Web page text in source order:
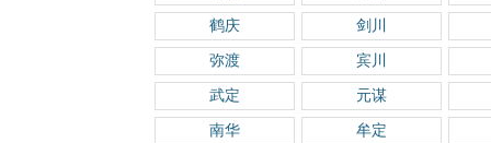
鹤庆 剑川
弥渡 宾川
武定 元谋
南华 牟定